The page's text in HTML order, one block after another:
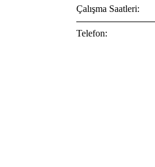
Çalışma Saatleri:
Telefon: